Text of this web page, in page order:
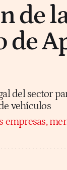
de
de
del sector
vehículos